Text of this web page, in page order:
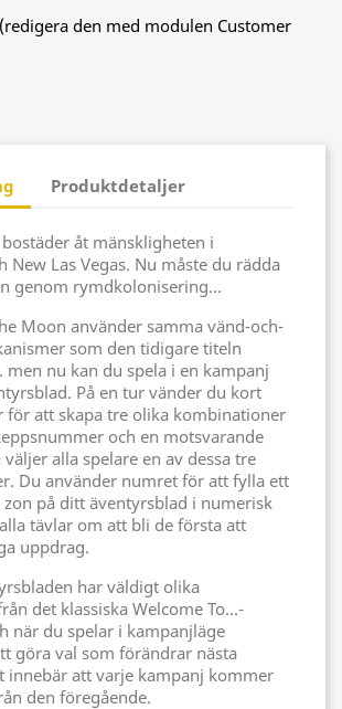
den med modulen Customer
Produktdetaljer
åt mänskligheten i
New Las Vegas. Nu måste du rädda
genom rymdkolonisering...
Moon använder samma vänd-och-
som den tidigare titeln
men nu kan du spela i en kampanj
På en tur vänder du kort
för att skapa tre olika kombinationer
och en motsvarande
alla spelare en av dessa tre
Du använder numret för att fylla ett
på ditt äventyrsblad i numerisk
tävlar om att bli de första att
uppdrag.
har väldigt olika
det klassiska Welcome To...-
när du spelar i kampanjläge
göra val som förändrar nästa
innebär att varje kampanj kommer
den föregående.